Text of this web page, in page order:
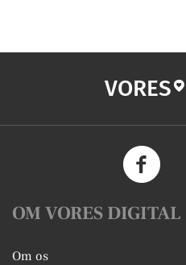
VORES
OM VORES DIGITAL
Om os